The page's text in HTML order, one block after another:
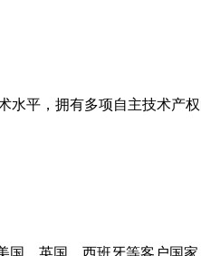
水平，拥有多项自主技术
、英国、西班牙等客户国